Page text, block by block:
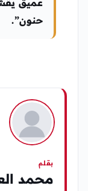
عميق
حنون”.
بقلم
محمد